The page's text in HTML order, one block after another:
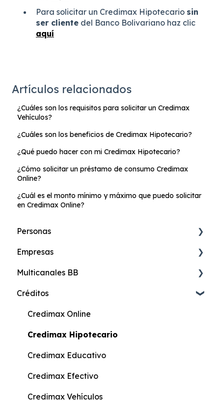
Para solicitar un Credimax Hipotecario sin
ser cliente del Banco Bolivariano haz clic
aquí
Artículos relacionados
¿Cuáles son los requisitos para solicitar un Credimax
Vehículos?
¿Cuáles son los beneficios de Credimax Hipotecario?
¿Qué puedo hacer con mi Credimax Hipotecario?
¿Cómo solicitar un préstamo de consumo Credimax
Online?
¿Cuál es el monto mínimo y máximo que puedo solicitar
en Credimax Online?
Personas
Cuenta de Ahorros Online
Cuenta Más Online
Cuenta Ahorros
Cuenta Corriente
Cuenta Más
Beneficiario de Giros
Cuenta KIDS
Cuenta Joven
Empresas
Banca Digital de Empresas
Cuentas
Créditos
SAT
Factoring
Firma Digital
Comercio Exterior
Multicanales BB
24online Banca en Internet
24móvil Banca Celular
24efectivo
24fono-Banca Telefónica
24compras Pagos en Línea
Avi24 Asesor Virtual
Créditos
Credimax Online
Credimax Hipotecario
Credimax Educativo
Credimax Efectivo
Credimax Vehículos